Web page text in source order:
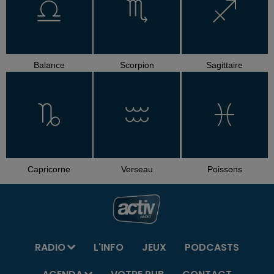
Balance Scorpion Sagittaire
Capricorne Verseau Poissons
RADIO L'INFO JEUX
PODCASTS